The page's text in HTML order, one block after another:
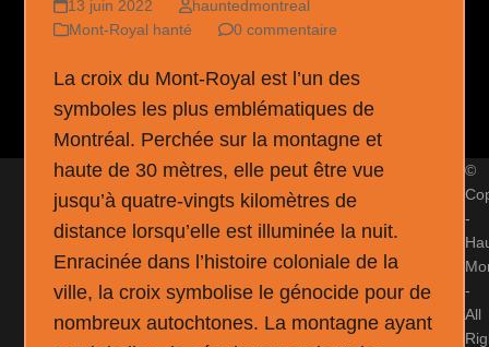
13 juin 2022
hauntedmontreal
Mont-Royal hanté
0 commentaire
La croix du Mont-Royal est l’un des
symboles les plus emblématiques de
Montréal. Perchée sur la montagne et
haute de 30 mètres, elle peut être vue
jusqu’à quatre-vingts kilomètres de
distance lorsqu’elle est illuminée la nuit.
Enracinée dans l’histoire coloniale de la
ville, la croix symbolise le génocide pour de
nombreux autochtones. La montagne ayant
©
-
-
All